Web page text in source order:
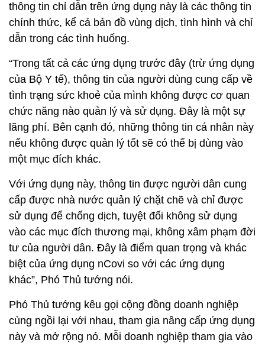
thông tin chỉ dẫn trên ứng dụng này là các thông tin
chính thức, kể cả bản đồ vùng dịch, tình hình và chỉ
dẫn trong các tình huống.
“Trong tất cả các ứng dụng trước đây (trừ ứng dụng
của Bộ Y tế), thông tin của người dùng cung cấp về
tình trạng sức khoẻ của mình không được cơ quan
chức năng nào quản lý và sử dụng. Đây là một sự
lãng phí. Bên cạnh đó, những thông tin cá nhân này
nếu không được quản lý tốt sẽ có thể bị dùng vào
một mục đích khác.
Với ứng dụng này, thông tin được người dân cung
cấp được nhà nước quản lý chặt chẽ và chỉ được
sử dụng để chống dịch, tuyệt đối không sử dụng
vào các mục đích thương mại, không xâm phạm đời
tư của người dân. Đây là điểm quan trọng và khác
biệt của ứng dụng nCovi so với các ứng dụng
khác”, Phó Thủ tướng nói.
Phó Thủ tướng kêu gọi cộng đồng doanh nghiệp
cùng ngồi lại với nhau, tham gia nâng cấp ứng dụng
này và mở rộng nó. Mỗi doanh nghiệp tham gia vào